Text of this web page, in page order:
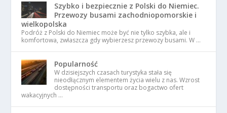
Szybko i bezpiecznie z Polski do Niemiec.
Przewozy busami zachodniopomorskie i
wielkopolska
Podróż z Polski do Niemiec może być nie tylko szybka, ale i
komfortowa, zwłaszcza gdy wybierzesz przewozy busami. W …
Popularność
W dzisiejszych czasach turystyka stała się
nieodłącznym elementem życia wielu z nas. Wzrost
dostępności transportu oraz bogactwo ofert
wakacyjnych …